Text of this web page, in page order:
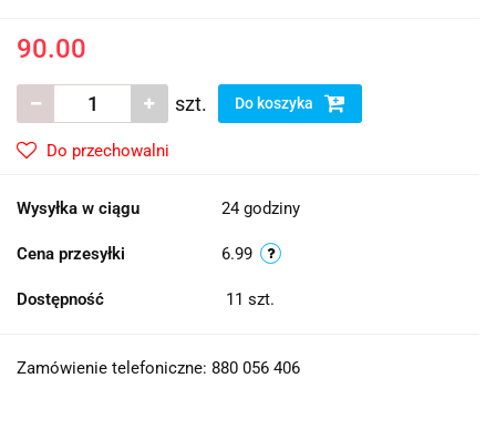
90.00
szt. Do koszyka
Do przechowalni
Wysyłka w ciągu 24 godziny
Cena przesyłki 6.99
Dostępność 11 szt.
Zamówienie telefoniczne: 880 056 406